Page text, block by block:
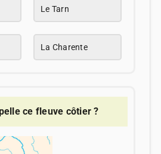
Le Tarn
La Charente
ce fleuve côtier ?